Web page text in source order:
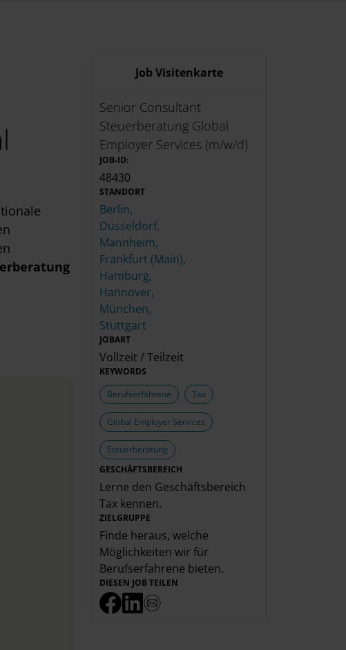
Job Visitenkarte
Senior Consultant
Steuerberatung Global
Employer Services (m/w/d)
JOB-ID:
48430
STANDORT
Berlin,
Düsseldorf,
Mannheim,
Frankfurt (Main),
Hamburg,
Hannover,
München,
Stuttgart
JOBART
Vollzeit / Teilzeit
KEYWORDS
Berufserfahrene
Tax
Global Employer Services
Steuerberatung
GESCHÄFTSBEREICH
Lerne den Geschäftsbereich
Tax kennen.
ZIELGRUPPE
Finde heraus, welche
Möglichkeiten wir für
Berufserfahrene bieten.
DIESEN JOB TEILEN